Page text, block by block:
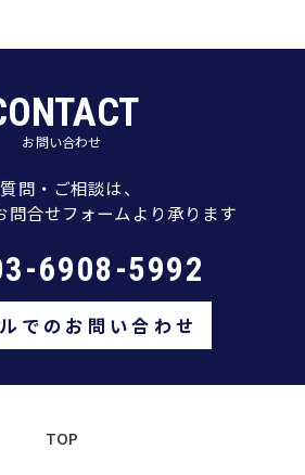
お問い合わせ
問・ご相談は、
問合せフォームより承ります
6908-5992
でのお問い合わせ
TOP